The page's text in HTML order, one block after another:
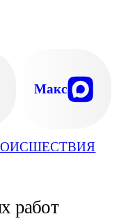
Макс
работ